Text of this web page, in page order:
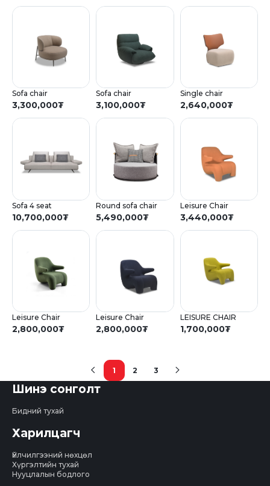
Sofa chair
3,300,000₮
Sofa chair
3,100,000₮
Single chair
2,640,000₮
Sofa 4 seat
10,700,000₮
Round sofa chair
5,490,000₮
Leisure Chair
3,440,000₮
Leisure Chair
2,800,000₮
Leisure Chair
2,800,000₮
LEISURE CHAIR
1,700,000₮
1(current)
2 3
Шинэ сонголт
Бидний тухай
Харилцагч
Үйлчилгээний нөхцөл
Хүргэлтийн тухай
Нууцлалын бодлого